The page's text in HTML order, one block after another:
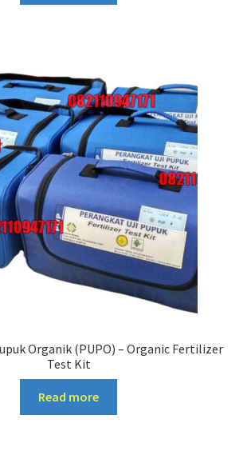
Organik (PUPO) – Organic Fertilizer
Test Kit
Read more